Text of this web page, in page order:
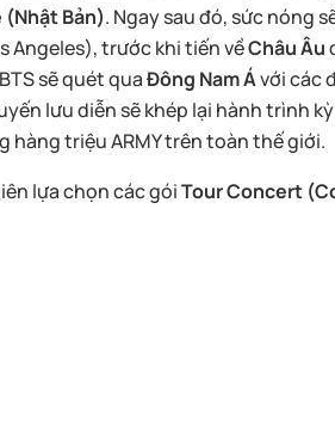
(Nhật Bản). Ngay sau đó, sức nóng
Angeles), trước khi tiến vềChâu Âu
sẽ quét quaĐông Nam Ávới các
lưu diễn sẽ khép lại hành trình
hàng triệu ARMY trên toàn thế giới.
lựa chọn các góiTour Concert